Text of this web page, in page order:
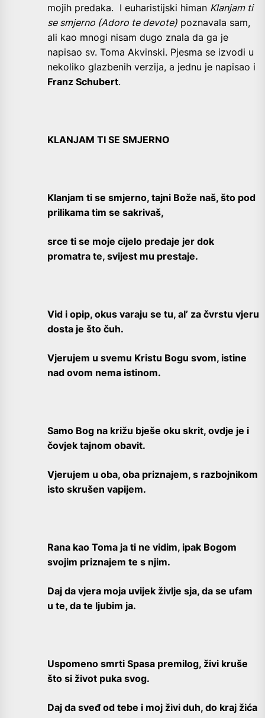
mojih predaka. I euharistijski himan Klanjam ti
se smjerno (Adoro te devote) poznavala sam,
ali kao mnogi nisam dugo znala da ga je
napisao sv. Toma Akvinski. Pjesma se izvodi u
nekoliko glazbenih verzija, a jednu je napisao i
Franz Schubert.
KLANJAM TI SE SMJERNO
Klanjam ti se smjerno, tajni Bože naš, što pod
prilikama tim se sakrivaš,
srce ti se moje cijelo predaje jer dok
promatra te, svijest mu prestaje.
Vid i opip, okus varaju se tu, al’ za čvrstu vjeru
dosta je što čuh.
Vjerujem u svemu Kristu Bogu svom, istine
nad ovom nema istinom.
Samo Bog na križu bješe oku skrit, ovdje je i
čovjek tajnom obavit.
Vjerujem u oba, oba priznajem, s razbojnikom
isto skrušen vapijem.
Rana kao Toma ja ti ne vidim, ipak Bogom
svojim priznajem te s njim.
Daj da vjera moja uvijek življe sja, da se ufam
u te, da te ljubim ja.
Uspomeno smrti Spasa premilog, živi kruše
što si život puka svog.
Daj da sveđ od tebe i moj živi duh, do kraj žića